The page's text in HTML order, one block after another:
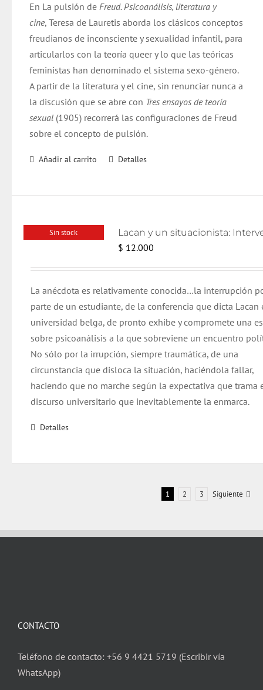
era:
$ 21.000.
es:
$ 20.000.
En La pulsión de Freud. Psicoanálisis, literatura y
cine, Teresa de Lauretis aborda los clásicos conceptos
freudianos de inconsciente y sexualidad infantil, para
articularlos con la teoría queer y lo que las teóricas
feministas han denominado el sistema sexo-género.
A partir de la literatura y el cine, sin renunciar nunca a
la discusión que se abre con Tres ensayos de teoría
sexual (1905) recorrerá las configuraciones de Freud
sobre el concepto de pulsión.
Añadir al carrito Detalles
Sin stock
$ 12.000
La anécdota es relativamente conocida…la interrupción
parte de un estudiante, de la conferencia que dicta Lacan
universidad belga, de pronto exhibe y compromete una
sobre psicoanálisis a la que sobreviene un encuentro
No sólo por la irrupción, siempre traumática, de una
circunstancia que disloca la situación, haciéndola fallar,
haciendo que no marche según la expectativa que trama
discurso universitario que inevitablemente la enmarca.
Detalles
1 2 3 Siguiente
CONTACTO
Teléfono de contacto: +56 9 4421 5719 (Escribir vía
WhatsApp)